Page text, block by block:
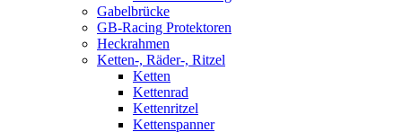
Gabelbrücke
GB-Racing Protektoren
Heckrahmen
Ketten-, Räder-, Ritzel
Ketten
Kettenrad
Kettenritzel
Kettenspanner